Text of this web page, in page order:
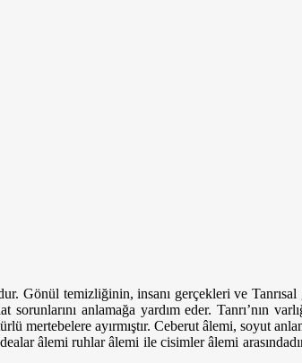
Gönül temizliğinin, insanı gerçekleri ve
anlamağa yardım eder. Tanrı’nın
mertebelere ayırmıştır. Ceberut âlemi, soyut
âlemi ruhlar âlemi ile cisimler âlemi